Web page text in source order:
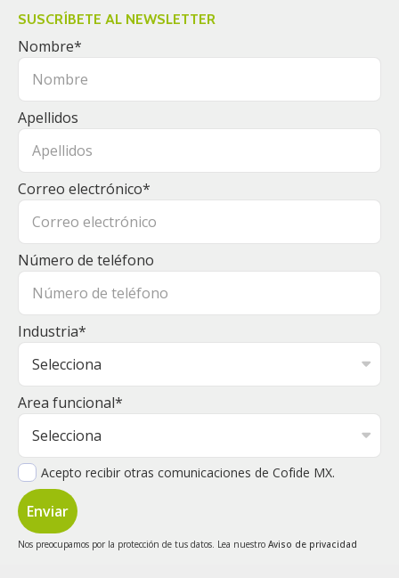
SUSCRÍBETE AL NEWSLETTER
Nombre*
Apellidos
Correo electrónico*
Número de teléfono
Industria*
Area funcional*
Acepto recibir otras comunicaciones de Cofide MX.
Nos preocupamos por la protección de tus datos. Lea nuestro Aviso de privacidad